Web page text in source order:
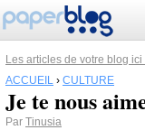
Les articles de votre blog
ACCUEIL › CULTURE
Je te nous
Par Tinusia